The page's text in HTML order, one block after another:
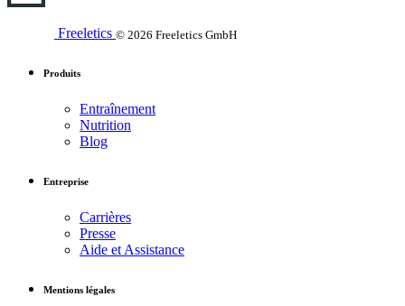
Freeletics © 2026 Freeletics GmbH
Produits
Entraînement
Nutrition
Blog
Entreprise
Carrières
Presse
Aide et Assistance
Mentions légales